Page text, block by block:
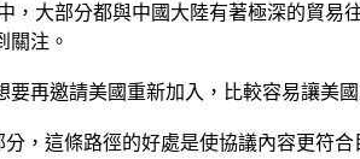
，大部分都與中國大陸有著極深的貿易
關注。
再邀請美國重新加入，比較容易讓美國
，這條路徑的好處是使協議內容更符合